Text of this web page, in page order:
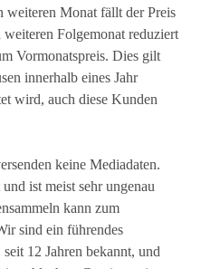
weiteren Monat fällt der Preis
Folgemonat reduziert
Vormonatspreis. Dies gilt
innerhalb eines Jahr
wird, auch diese Kunden
keine Mediadaten.
ist meist sehr ungenau
kann zum
sind ein führendes
12 Jahren bekannt, und